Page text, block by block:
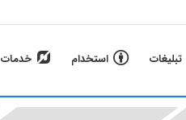
تبلیغات استخدام خدمات